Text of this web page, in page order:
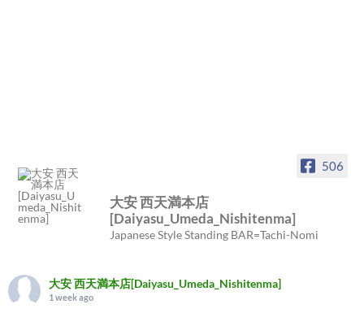
506
大安 西天満本店
[Daiyasu_Umeda_Nishitenma]
Japanese Style Standing BAR=Tachi-Nomi
大安 西天満本店[Daiyasu_Umeda_Nishitenma]
1 week ago